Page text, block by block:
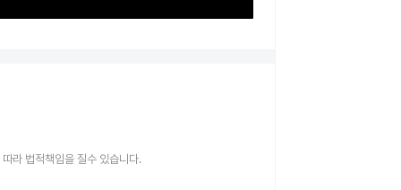
라 법적책임을 질수 있습니다.